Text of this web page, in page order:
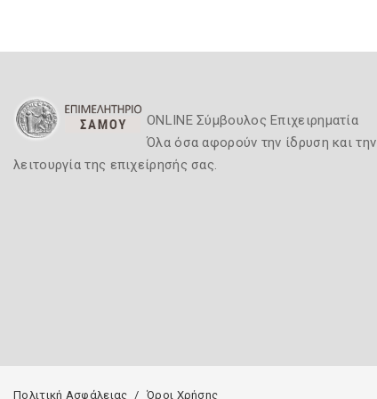
ONLINE Σύμβουλος Επιχειρηματία
Όλα όσα αφορούν την ίδρυση και την
λειτουργία της επιχείρησής σας.
Πολιτική Ασφάλειας Όροι Χρήσης